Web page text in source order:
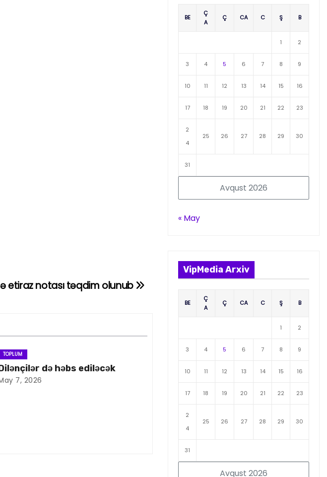
etiraz notası təqdim olunub
TOPLUM
də həbs ediləcək
7, 2026
Avqust 2026
BE
Ç
A
Ç CA C Ş B
1 2
3 4 5 6 7 8 9
10 11 12 13 14 15 16
17 18 19 20 21 22 23
2
4
25 26 27 28 29 30
31
« May
VipMedia Arxiv
Avqust 2026
BE
Ç
A
Ç CA C Ş B
1 2
3 4 5 6 7 8 9
10 11 12 13 14 15 16
17 18 19 20 21 22 23
2
4
25 26 27 28 29 30
31